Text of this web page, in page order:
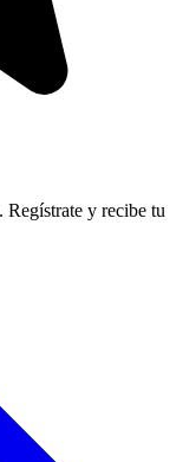
Regístrate y recibe tu